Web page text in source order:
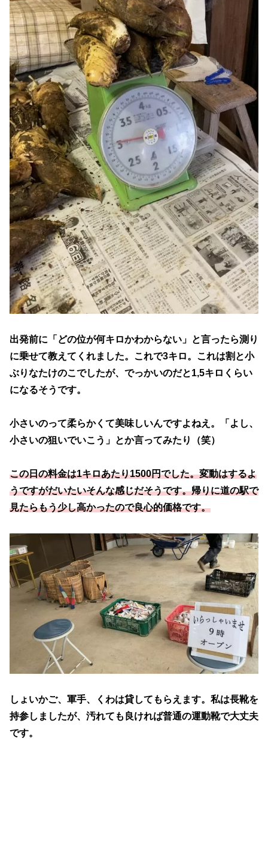
出発前に「どの位が何キロかわからない」と言ったら測り
に乗せて教えてくれました。これで3キロ。これは割と小
ぶりなたけのこでしたが、でっかいのだと1,5キロくらい
になるそうです。
小さいのって柔らかくて美味しいんですよねえ。「よし、
小さいの狙いでいこう」とか言ってみたり（笑）
この日の料金は1キロあたり1500円でした。変動はするよ
うですがだいたいそんな感じだそうです。帰りに道の駅で
見たらもう少し高かったので良心的価格です。
しょいかご、軍手、くわは貸してもらえます。私は長靴を
持参しましたが、汚れても良ければ普通の運動靴で大丈夫
です。